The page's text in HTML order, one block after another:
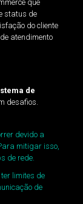
que
status de
do cliente
atendimento
de
desafios.
devido a
mitigar isso,
de rede.
limites de
de